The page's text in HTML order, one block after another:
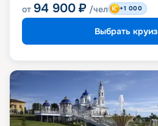
от 94 900 ₽ /чел +1 000
Выбрать круиз